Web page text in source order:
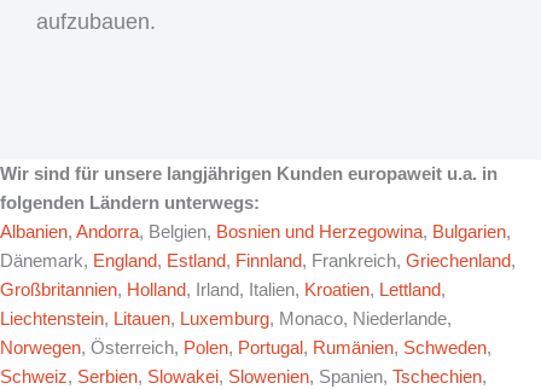
aufzubauen.
Wir sind für unsere langjährigen Kunden europaweit u.a. in
folgenden Ländern unterwegs:
Albanien, Andorra, Belgien, Bosnien und Herzegowina, Bulgarien,
Dänemark, England, Estland, Finnland, Frankreich, Griechenland,
Großbritannien, Holland, Irland, Italien, Kroatien, Lettland,
Liechtenstein, Litauen, Luxemburg, Monaco, Niederlande,
Norwegen, Österreich, Polen, Portugal , Rumänien, Schweden,
Schweiz, Serbien, Slowakei, Slowenien, Spanien, Tschechien,